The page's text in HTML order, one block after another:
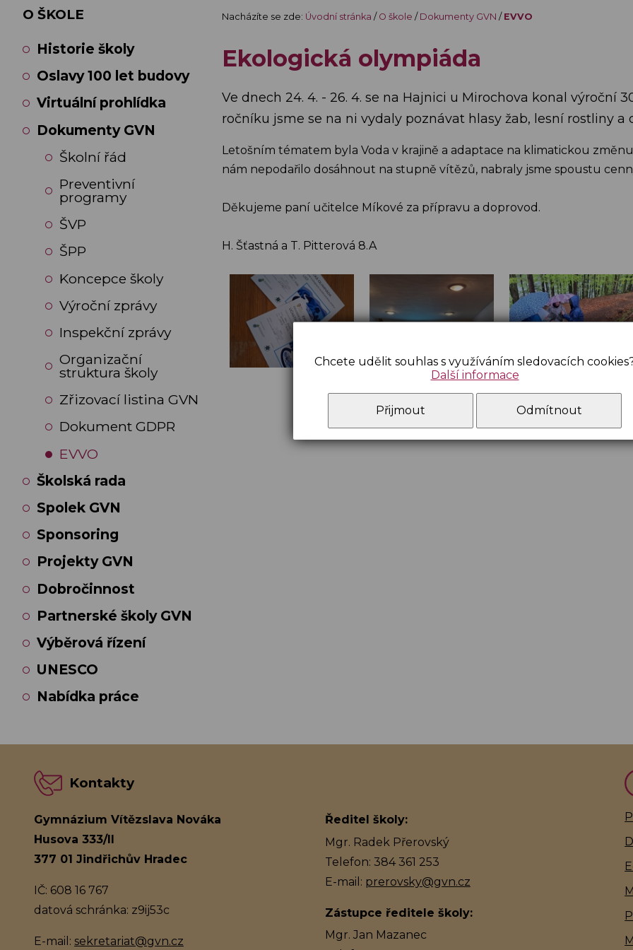
Nacházíte se zde: Úvodní stránka / O škole / Dokumenty GVN / EVVO
Ekologická olympiáda
Ve dnech 24. 4. - 26. 4. se na Hajnici u Mirochova konal výroční
ročníku jsme se na ni vydaly poznávat hlasy žab, lesní rostliny
Letošním tématem byla Voda v krajině a adaptace na klimatickou
nám nepodařilo dosáhnout na stupně vítězů, nabraly jsme spoustu
Děkujeme paní učitelce Míkové za přípravu a doprovod.
H. Šťastná a T. Pitterová 8.A
O ŠKOLE
Historie školy
Oslavy 100 let budovy
Virtuální prohlídka
Dokumenty GVN
Školní řád
Preventivní
programy
ŠVP
ŠPP
Koncepce školy
Výroční zprávy
Inspekční zprávy
Organizační
struktura školy
Zřizovací listina GVN
Dokument GDPR
EVVO
Školská rada
Spolek GVN
Sponsoring
Projekty GVN
Dobročinnost
Partnerské školy GVN
Výběrová řízení
UNESCO
Nabídka práce
Kontakty
Gymnázium Vítězslava Nováka
Husova 333/II
377 01 Jindřichův Hradec
IČ: 608 16 767
datová schránka: z9ij53c
E-mail: sekretariat@gvn.cz
Ředitel školy:
Mgr. Radek Přerovský
Telefon: 384 361 253
E-mail: prerovsky@gvn.cz
Zástupce ředitele školy:
Mgr. Jan Mazanec
Chcete udělit souhlas s využíváním sledovacích
Další informace
Přijmout Odmítnout